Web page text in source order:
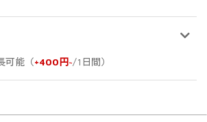
可能（+400円~/1日間）